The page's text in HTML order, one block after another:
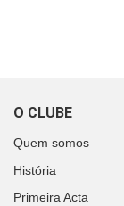
O CLUBE
Quem somos
História
Primeira Acta